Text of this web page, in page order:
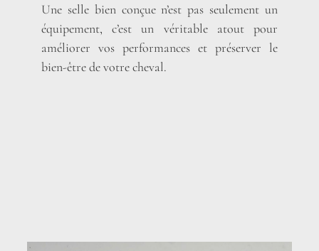
Une selle bien conçue n’est pas seulement un
équipement, c’est un véritable atout pour
améliorer vos performances et préserver le
bien-être de votre cheval.